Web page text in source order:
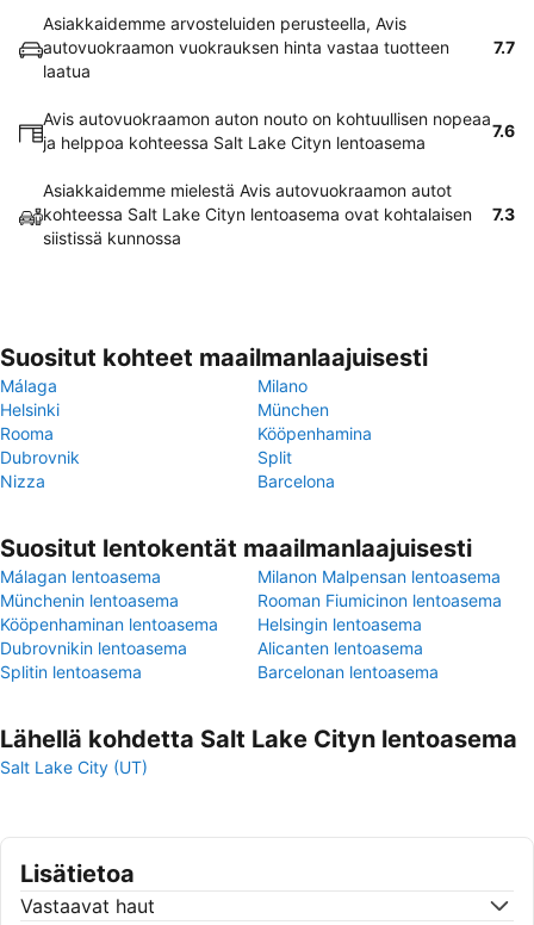
Asiakkaidemme arvosteluiden perusteella, Avis
autovuokraamon vuokrauksen hinta vastaa tuotteen
laatua
7.7
Avis autovuokraamon auton nouto on kohtuullisen nopeaa
ja helppoa kohteessa Salt Lake Cityn lentoasema
7.6
Asiakkaidemme mielestä Avis autovuokraamon autot
kohteessa Salt Lake Cityn lentoasema ovat kohtalaisen
siistissä kunnossa
7.3
Suositut kohteet maailmanlaajuisesti
Málaga
Milano
Helsinki
München
Rooma
Kööpenhamina
Dubrovnik
Split
Nizza
Barcelona
Suositut lentokentät maailmanlaajuisesti
Málagan lentoasema
Milanon Malpensan lentoasema
Münchenin lentoasema
Rooman Fiumicinon lentoasema
Kööpenhaminan lentoasema
Helsingin lentoasema
Dubrovnikin lentoasema
Alicanten lentoasema
Splitin lentoasema
Barcelonan lentoasema
Lähellä kohdetta Salt Lake Cityn lentoasema
Salt Lake City (UT)
Lisätietoa
Vastaavat haut